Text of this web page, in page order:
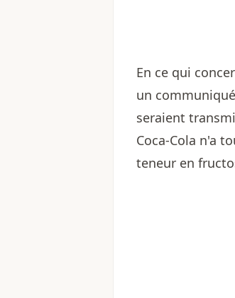
En ce qui
un
seraient
Coca-Cola n'a
teneur en